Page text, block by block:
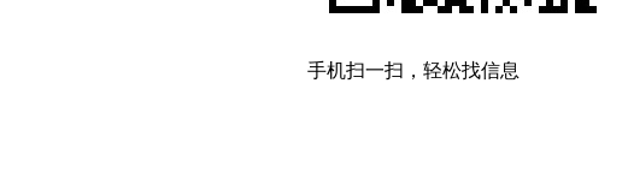
手机扫一扫，轻松找信息